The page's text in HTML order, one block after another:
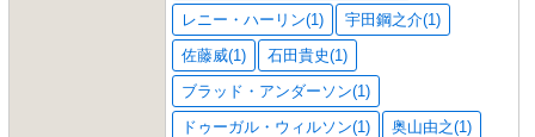
レニー・ハーリン(1)
宇田鋼之介(1)
佐藤威(1)
石田貴史(1)
ブラッド・アンダーソン(1)
ドゥーガル・ウィルソン(1)
奥山由之(1)